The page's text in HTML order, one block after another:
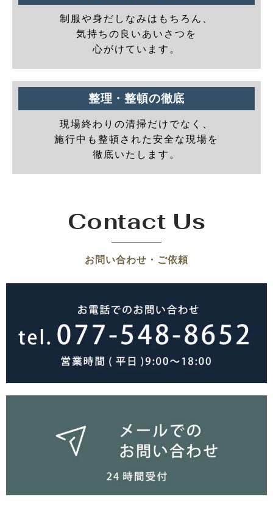
制服や身だしなみはもちろん、
気持ちの良いあいさつを
心がけています。
整理・整頓の徹底
現場終わりの清掃だけでなく、
施行中も整頓された安全な現場を
徹底いたします。
Contact Us
お問い合わせ・ご依頼